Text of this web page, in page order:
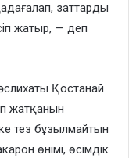
заттарды
жатыр, — деп
Қостанай
жатқанын
тез бұзылмайтын
өнімі, өсімдік